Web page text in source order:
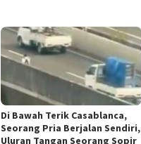
Di Bawah Terik Casablanca,
Seorang Pria Berjalan Sendiri,
Uluran Tangan Seorang Sopir